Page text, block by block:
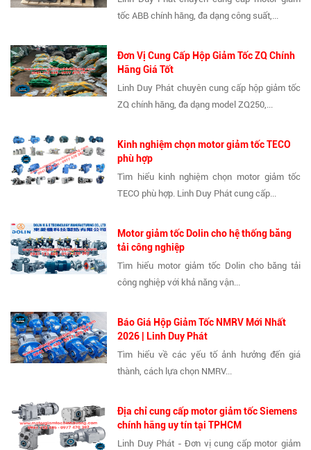
tốc ABB chính hãng, đa dạng công suất,...
Đơn Vị Cung Cấp Hộp Giảm Tốc ZQ Chính
Hãng Giá Tốt
Linh Duy Phát chuyên cung cấp hộp giảm tốc
ZQ chính hãng, đa dạng model ZQ250,...
Kinh nghiệm chọn motor giảm tốc TECO
phù hợp
Tìm hiểu kinh nghiệm chọn motor giảm tốc
TECO phù hợp. Linh Duy Phát cung cấp...
Motor giảm tốc Dolin cho hệ thống băng
tải công nghiệp
Tìm hiểu motor giảm tốc Dolin cho băng tải
công nghiệp với khả năng vận...
Báo Giá Hộp Giảm Tốc NMRV Mới Nhất
2026 | Linh Duy Phát
Tìm hiểu về các yếu tố ảnh hưởng đến giá
thành, cách lựa chọn NMRV...
Địa chỉ cung cấp motor giảm tốc Siemens
chính hãng uy tín tại TPHCM
Linh Duy Phát - Đơn vị cung cấp motor giảm